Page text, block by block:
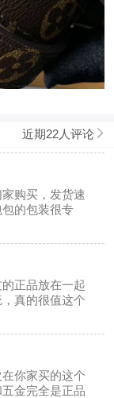
近期22人评论
购买，发货速
的包装很专
正品放在一起
真的很值这个
你家买的这个
金完全是正品